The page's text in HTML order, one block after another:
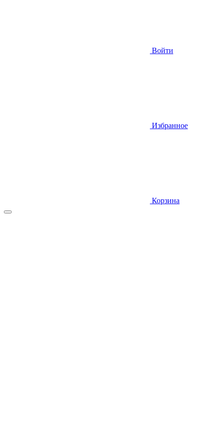
Войти
Избранное
Корзина